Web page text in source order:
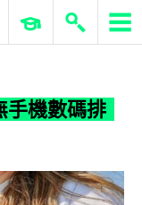
手機數碼排毒活動
ERP 與商業 AI
手機數碼排